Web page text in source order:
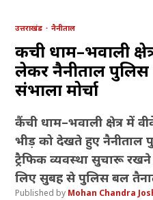
उत्तराखंड नैनीताल
कैंची धाम–भवाली
लेकर नैनीताल
संभाला मोर्चा
कैंची धाम–भवाली क्षेत्र में
भीड़ को देखते हुए नैनीताल
ट्रैफिक व्यवस्था सुचारू
लिए सुबह से पुलिस बल
Mohan Chandra